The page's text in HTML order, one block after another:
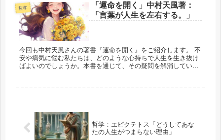
哲学
「運命を開く」中村天風著：
「言葉が人生を左右する。」
今回も中村天風さんの著書『運命を開く』をご紹介します。 不
安や病気に悩む私たちは、どのような心持ちで人生を生き抜け
ばよいのでしょうか。本書を通じて、その疑問を解消していき
哲学：エピクテトス「どうしてあな
たの人生がつまらない理由」